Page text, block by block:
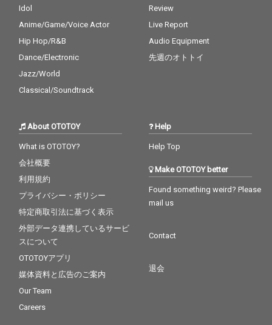
Idol
Anime/Game/Voice Actor
Hip Hop/R&B
Dance/Electronic
Jazz/World
Classical/Soundtrack
Review
Live Report
Audio Equipment
先週のオトトイ
About OTOTOY
What is OTOTOY?
会社概要
利用規約
プライバシー・ポリシー
特定商取引法に基づく表示
外部データ連携しているサービ
スについて
OTOTOYアプリ
媒体資料と広告のご案内
Our Team
Careers
Help
Help Top
Make OTOTOY better
Found something weird? Please
mail us
Contact
退会